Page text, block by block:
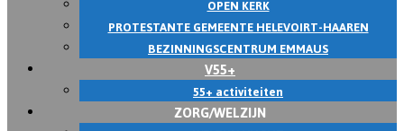
OPEN KERK
PROTESTANTE GEMEENTE HELEVOIRT-HAAREN
BEZINNINGSCENTRUM EMMAUS
V55+
55+ activiteiten
ZORG/WELZIJN